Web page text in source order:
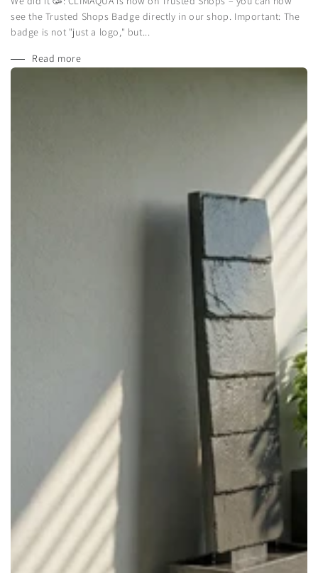
see the Trusted Shops Badge directly in our shop. Important: The
badge is not "just a logo," but...
Read more